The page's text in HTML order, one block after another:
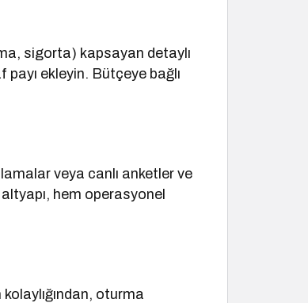
sigorta) kapsayan detaylı
ekleyin. Bütçeye bağlı
veya canlı anketler ve
hem operasyonel
kolaylığından, oturma